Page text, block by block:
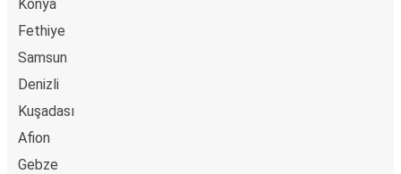
Konya
Fethiye
Samsun
Denizli
Kuşadası
Afion
Gebze